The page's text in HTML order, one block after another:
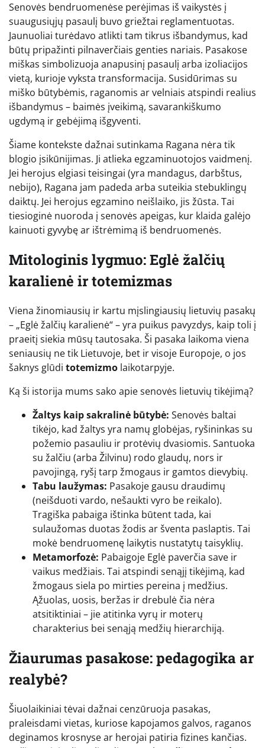
Senovės bendruomenėse perėjimas iš vaikystės į
suaugusiųjų pasaulį buvo griežtai reglamentuotas.
Jaunuoliai turėdavo atlikti tam tikrus išbandymus, kad
būtų pripažinti pilnaverčiais genties nariais. Pasakose
miškas simbolizuoja anapusinį pasaulį arba izoliacijos
vietą, kurioje vyksta transformacija. Susidūrimas su
miško būtybėmis, raganomis ar velniais atspindi realius
išbandymus – baimės įveikimą, savarankiškumo
ugdymą ir gebėjimą išgyventi.
Šiame kontekste dažnai sutinkama Ragana nėra tik
blogio įsikūnijimas. Ji atlieka egzaminuotojos vaidmenį.
Jei herojus elgiasi teisingai (yra mandagus, darbštus,
nebijo), Ragana jam padeda arba suteikia stebuklingų
daiktų. Jei herojus egzamino neišlaiko, jis žūsta. Tai
tiesioginė nuoroda į senovės apeigas, kur klaida galėjo
kainuoti gyvybę ar ištrėmimą iš bendruomenės.
Mitologinis lygmuo: Eglė žalčių
karalienė ir totemizmas
Viena žinomiausių ir kartu mįslingiausių lietuvių pasakų
– „Eglė žalčių karalienė“ – yra puikus pavyzdys, kaip toli į
praeitį siekia mūsų tautosaka. Ši pasaka laikoma viena
seniausių ne tik Lietuvoje, bet ir visoje Europoje, o jos
šaknys glūdi totemizmo laikotarpyje.
Ką ši istorija mums sako apie senovės lietuvių tikėjimą?
Žaltys kaip sakralinė būtybė: Senovės baltai
tikėjo, kad žaltys yra namų globėjas, ryšininkas su
požemio pasauliu ir protėvių dvasiomis. Santuoka
su žalčiu (arba Žilvinu) rodo glaudų, nors ir
pavojingą, ryšį tarp žmogaus ir gamtos dievybių.
Tabu laužymas: Pasakoje gausu draudimų
(neišduoti vardo, nešaukti vyro be reikalo).
Tragiška pabaiga ištinka būtent tada, kai
sulaužomas duotas žodis ar šventa paslaptis. Tai
mokė bendruomenę laikytis nustatytų taisyklių.
Metamorfozė: Pabaigoje Eglė paverčia save ir
vaikus medžiais. Tai atspindi senąjį tikėjimą, kad
žmogaus siela po mirties pereina į medžius.
Ąžuolas, uosis, beržas ir drebulė čia nėra
atsitiktiniai – jie atitinka vyrų ir moterų
charakterius bei senąją medžių hierarchiją.
Žiaurumas pasakose: pedagogika ar
realybė?
Šiuolaikiniai tėvai dažnai cenzūruoja pasakas,
praleisdami vietas, kuriose kapojamos galvos, raganos
deginamos krosnyse ar herojai patiria fizines kančias.